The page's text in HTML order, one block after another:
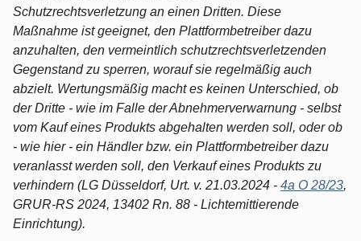
Schutzrechtsverletzung an einen Dritten. Diese
Maßnahme ist geeignet, den Plattformbetreiber dazu
anzuhalten, den vermeintlich schutzrechtsverletzenden
Gegenstand zu sperren, worauf sie regelmäßig auch
abzielt. Wertungsmäßig macht es keinen Unterschied, ob
der Dritte - wie im Falle der Abnehmerverwarnung - selbst
vom Kauf eines Produkts abgehalten werden soll, oder ob
- wie hier - ein Händler bzw. ein Plattformbetreiber dazu
veranlasst werden soll, den Verkauf eines Produkts zu
verhindern (LG Düsseldorf, Urt. v. 21.03.2024 - 4a O 28/23,
GRUR-RS 2024, 13402 Rn. 88 - Lichtemittierende
Einrichtung).